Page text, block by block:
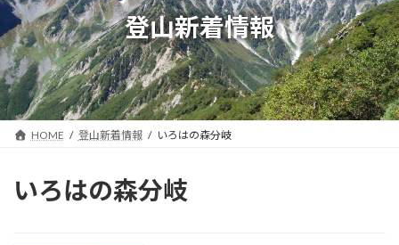
キ
ッ
プ
に
移
動
登山新着情報
HOME 登山新着情報 いろはの森分岐
いろはの森分岐